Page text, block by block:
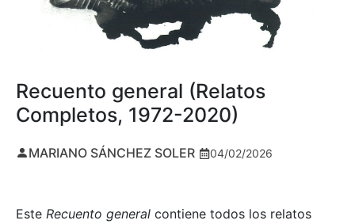
Recuento general (Relatos
Completos, 1972-2020)
MARIANO SÁNCHEZ SOLER 04/02/2026
Este Recuento general contiene todos los relatos